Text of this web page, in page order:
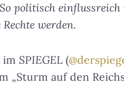
politisch
werden.
im SPIEGEL (
„Sturm auf den